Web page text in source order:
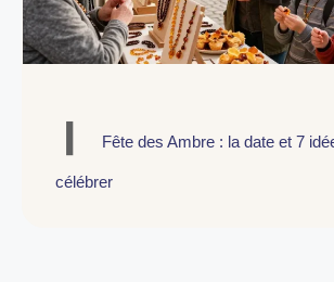
Fête des Ambre : la date et 7
célébrer